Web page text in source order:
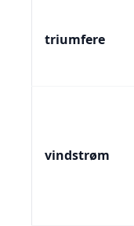
triumfere
vindstrøm